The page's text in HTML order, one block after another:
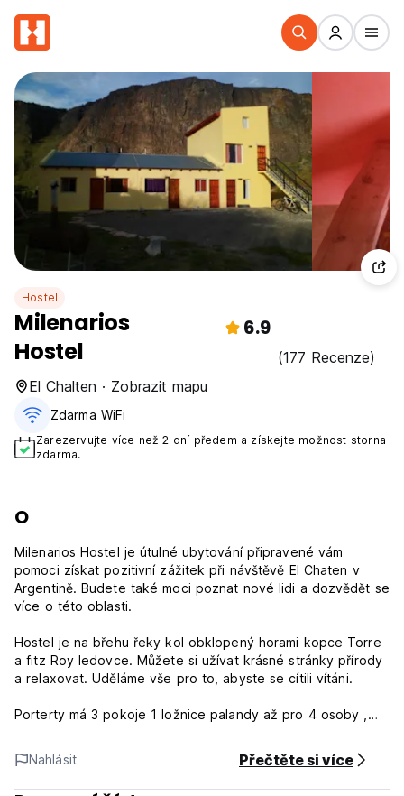
Hostel
Milenarios
Hostel
6.9
(177 Recenze)
El Chalten · Zobrazit mapu
Zdarma WiFi
Zarezervujte více než 2 dní předem a získejte možnost storna
zdarma.
O
Milenarios Hostel je útulné ubytování připravené vám
pomoci získat pozitivní zážitek při návštěvě El Chaten v
Argentině. Budete také moci poznat nové lidi a dozvědět se
více o této oblasti.
Hostel je na břehu řeky kol obklopený horami kopce Torre
a fitz Roy ledovce. Můžete si užívat krásné stránky přírody
a relaxovat. Uděláme vše pro to, abyste se cítili vítáni.
Porterty má 3 pokoje 1 ložnice palandy až pro 4 osoby ,
palandy až 8 osob , rozměry těchto pokojů 37 m2 ,
koupelna. Toto je představa o tom, co můžete najít. Máme i
společné prostory.
Nahlásit Přečtěte si více